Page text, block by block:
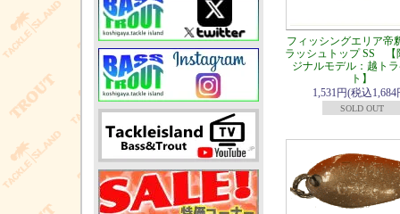
フィッシングエリア
ラッシュトップ SS 【
ジナルモデル：越ト
ト】
1,531円(税込1,684
SOLD OUT